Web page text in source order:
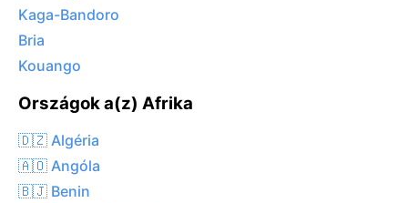
Kaga-Bandoro
Bria
Kouango
Országok a(z) Afrika
🇩🇿 Algéria
🇦🇴 Angóla
🇧🇯 Benin